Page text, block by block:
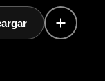
reales. La
que no deja